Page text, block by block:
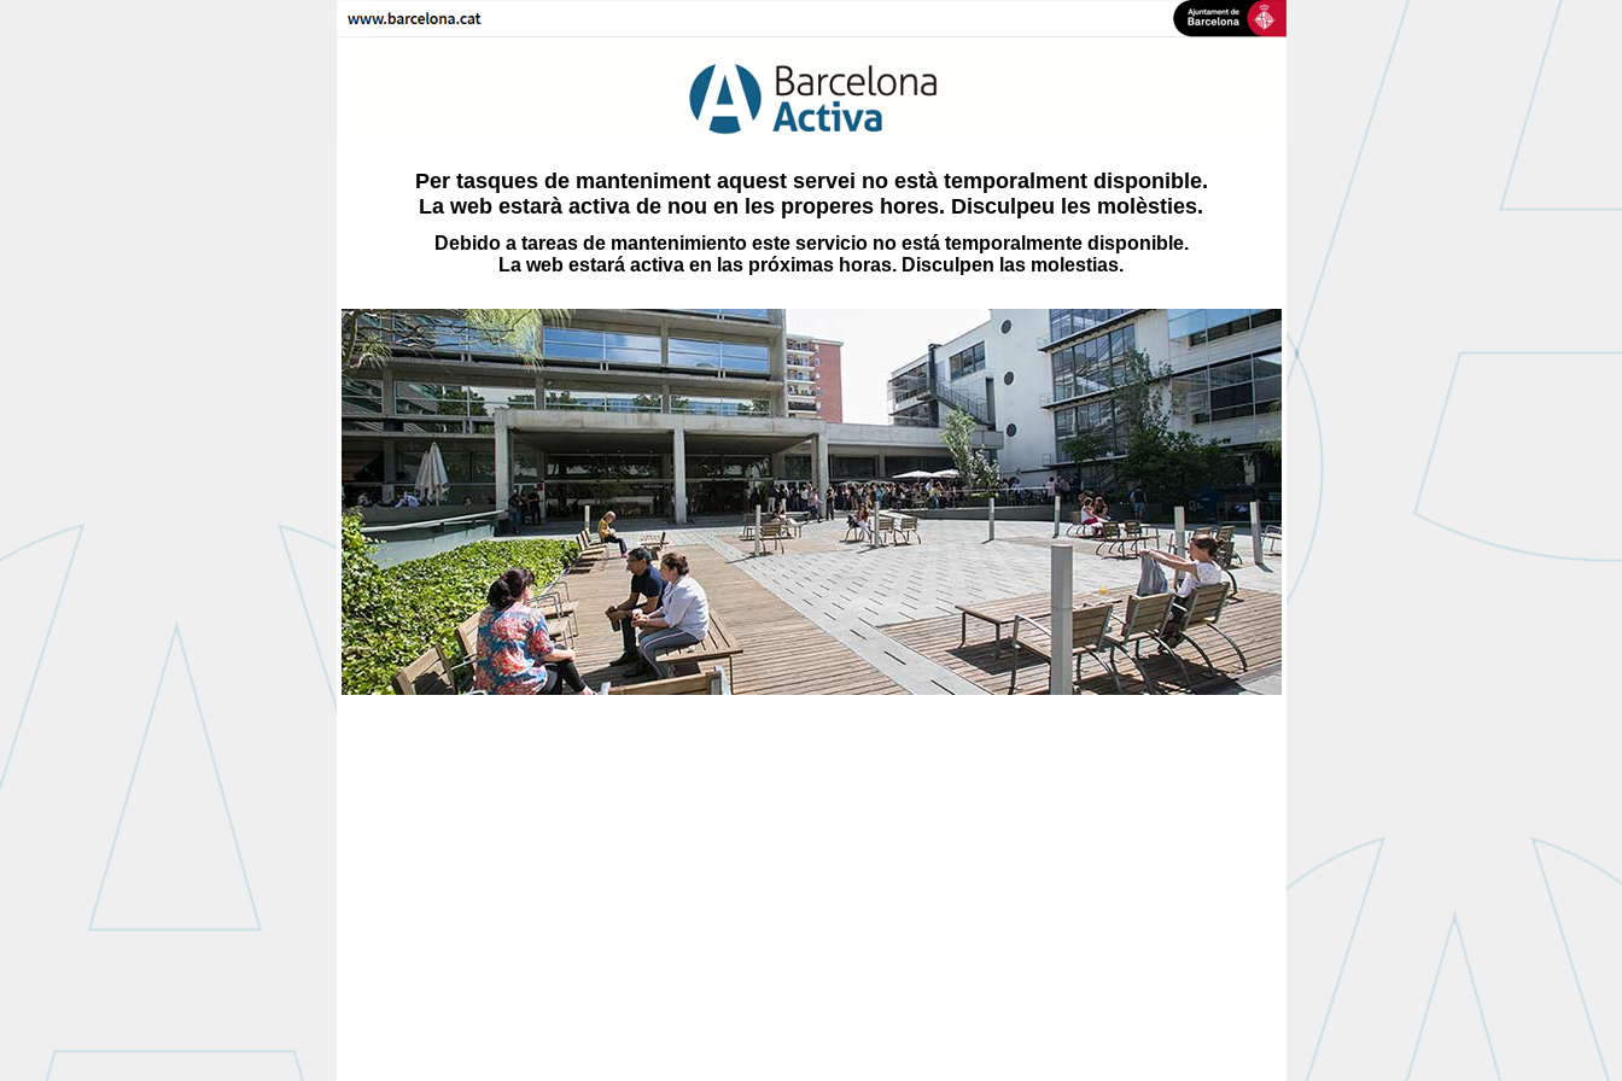
Per tasques de manteniment aquest servei no està temporalment disponible.
La web estarà activa de nou en les properes hores. Disculpeu les molèsties.
Debido a tareas de mantenimiento este servicio no está temporalmente disponible.
La web estará activa en las próximas horas. Disculpen las molestias.